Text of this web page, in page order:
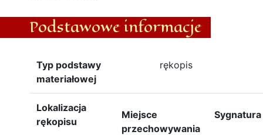
Podstawowe informacje
Typ podstawy
materiałowej
rękopis
Lokalizacja
rękopisu
Miejsce
przechowywania
Sygnatura